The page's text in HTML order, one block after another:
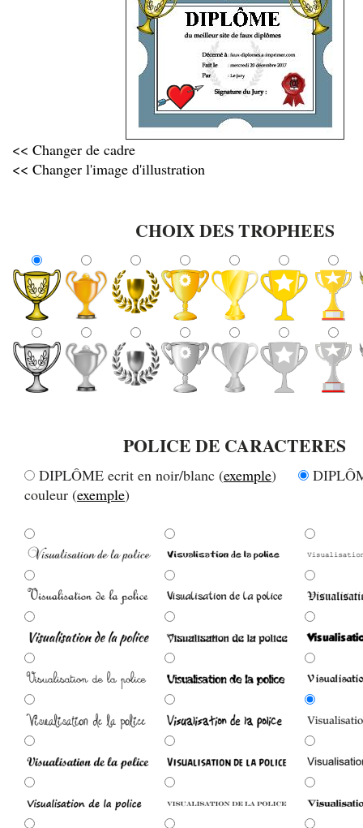
<< Changer de cadre
<< Changer l'image d'illustration
CHOIX DES TROPHEES
POLICE DE CARACTERES
DIPLÔME ecrit en noir/blanc (exemple)
couleur (exemple)